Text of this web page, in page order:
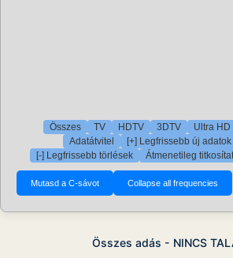
Összes TV HDTV 3DTV Ultra HD
Adatátvitel
[+] Legfrissebb új
[-] Legfrissebb törlések
Átmenetileg
Összes adás - NINCS